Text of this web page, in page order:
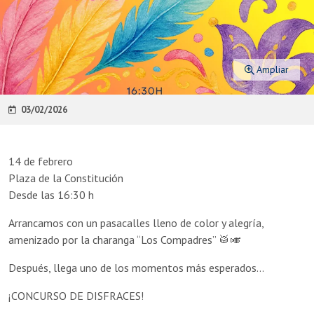
Ampliar
03/02/2026
14 de febrero
Plaza de la Constitución
Desde las 16:30 h
Arrancamos con un pasacalles lleno de color y alegría,
amenizado por la charanga “Los Compadres” 🥁🎺
Después, llega uno de los momentos más esperados…
¡CONCURSO DE DISFRACES!